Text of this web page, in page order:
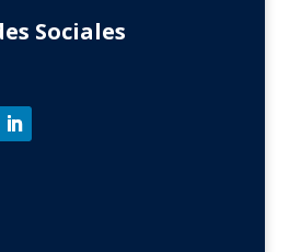
Sociales